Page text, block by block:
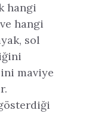
hangi
hangi
sol
maviye